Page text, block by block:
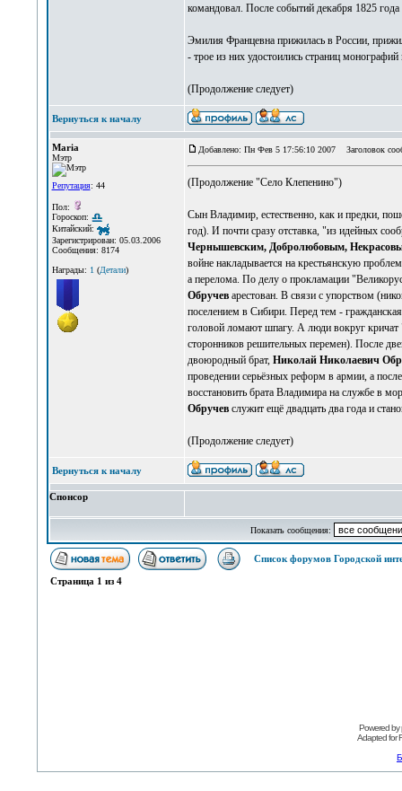
командовал. После событий декабря 1825
Эмилия Францевна прижилась в России,
- трое из них удостоились страниц
(Продолжение следует)
Вернуться к началу
Maria
Мэтр
Репутация: 44
Пол:
Гороскоп:
Китайский:
Зарегистрирован: 05.03.2006
Сообщения: 8174
Награды: 1(Детали)
Добавлено: Пн Фев 5 17:56:10 2007 Заголовок
(Продолжение "Село Клепенино")
Сын Владимир, естественно, как и предки,
год). И почти сразу отставка, "из идейных
Чернышевским, Добролюбовым,
войне накладывается на крестьянскую
а перелома. По делу о прокламации
Обручеварестован. В связи с упорством
поселением в Сибири. Перед тем -
головой ломают шпагу. А люди вокруг
сторонников решительных перемен). После
двоюродный брат, Николай Николаевич
проведении серьёзных реформ в армии, а
восстановить брата Владимира на службе в
Обручевслужит ещё двадцать два года и
(Продолжение следует)
Вернуться к началу
Спонсор
Показать сообщения:
Список форумов Городской
Страница 1 из4
Powered by
Adapted for